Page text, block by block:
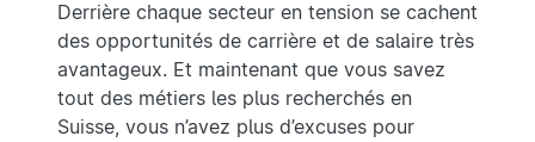
Derrière chaque secteur en tension se cachent
des opportunités de carrière et de salaire très
avantageux. Et maintenant que vous savez
tout des métiers les plus recherchés en
Suisse, vous n’avez plus d’excuses pour